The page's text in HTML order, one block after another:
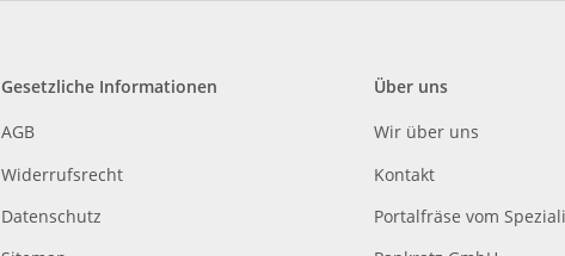
Gesetzliche Informationen
AGB
Widerrufsrecht
Datenschutz
Über uns
Wir über uns
Kontakt
Portalfräse vom